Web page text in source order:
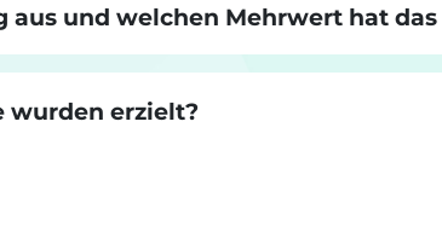
aus und welchen Mehrwert hat
wurden erzielt?